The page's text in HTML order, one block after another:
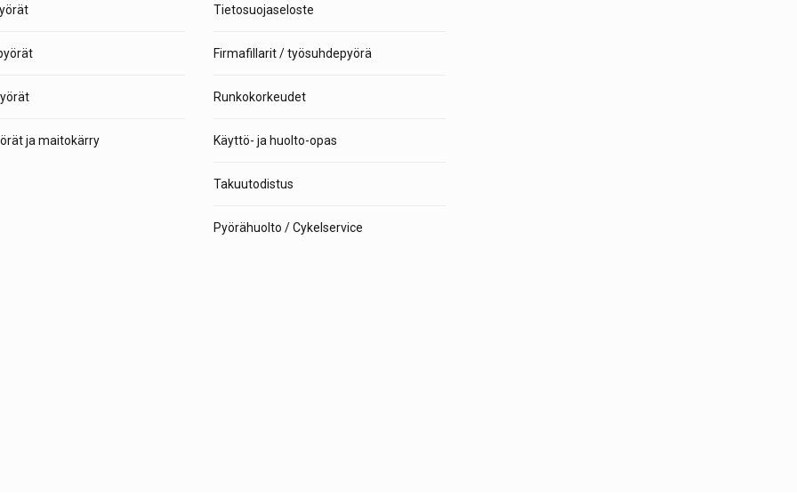
ja maitokärry
Tietosuojaseloste
Firmafillarit / työsuhdepyörä
Runkokorkeudet
Käyttö- ja huolto-opas
Takuutodistus
Pyörähuolto / Cykelservice